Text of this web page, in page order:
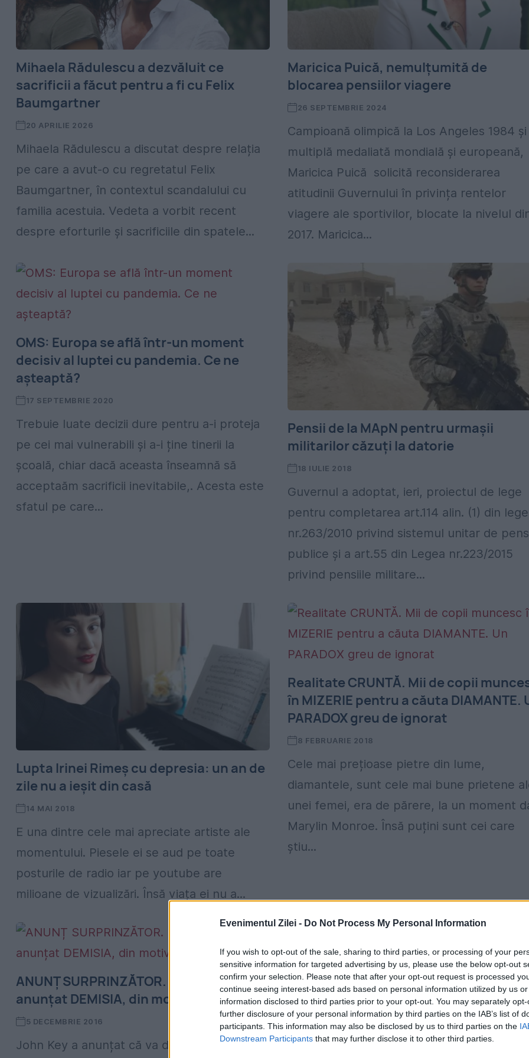
Evenimentul Zilei - Do Not Process My Personal Information
If you wish to opt-out of the sale, sharing to third parties, or processing of your
sensitive information for targeted advertising by us, please use the below opt-out
confirm your selection. Please note that after your opt-out request is processed
continue seeing interest-based ads based on personal information utilized by us
information disclosed to third parties prior to your opt-out. You may separately
further disclosure of your personal information by third parties on the IAB’s list of
participants. This information may also be disclosed by us to third parties on the
Downstream Participants that may further disclose it to other third parties.
Mihaela Rădulescu a dezvăluit ce
sacrificii a făcut pentru a fi cu Felix
Baumgartner
20 APRILIE 2026
Mihaela Rădulescu a discutat despre relația
pe care a avut-o cu regretatul Felix
Baumgartner, în contextul scandalului cu
familia acestuia. Vedeta a vorbit recent
despre eforturile și sacrificiile din spatele...
Maricica Puică, nemulțumită de
blocarea pensiilor viagere
26 SEPTEMBRIE 2024
Campioană olimpică la Los Angeles 1984 și
multiplă medaliată mondială și europeană,
Maricica Puică solicită reconsiderarea
atitudinii Guvernului în privința rentelor
viagere ale sportivilor, blocate la nivelul
2017. Maricica...
OMS: Europa se află într-un moment
decisiv al luptei cu pandemia. Ce ne
așteaptă?
17 SEPTEMBRIE 2020
Trebuie luate decizii dure pentru a-i proteja
pe cei mai vulnerabili și a-i ține tinerii la
școală, chiar dacă aceasta înseamnă să
acceptaăm sacrificii inevitabile,. Acesta este
sfatul pe care...
Pensii de la MApN pentru urmașii
militarilor căzuți la datorie
18 IULIE 2018
Guvernul a adoptat, ieri, proiectul de lege
pentru completarea art.114 alin. (1) din
nr.263/2010 privind sistemul unitar de
publice şi a art.55 din Legea nr.223/2015
privind pensiile militare...
Lupta Irinei Rimeș cu depresia: un an de
zile nu a ieșit din casă
14 MAI 2018
E una dintre cele mai apreciate artiste ale
momentului. Piesele ei se aud pe toate
posturile de radio iar pe youtube are
milioane de vizualizări. Însă viața ei nu a...
Realitate CRUNTĂ. Mii de copii
în MIZERIE pentru a căuta DIAMANTE.
PARADOX greu de ignorat
8 FEBRUARIE 2018
Cele mai prețioase pietre din lume,
diamantele, sunt cele mai bune prietene
unei femei, era de părere, la un moment
Marylin Monroe. Însă puțini sunt cei care
știu...
ANUNȚ SURPRINZĂTOR. Premierul și-a
anunțat DEMISIA, din motive familiale
5 DECEMBRIE 2016
John Key a anunțat că va demisiona din
Klaus IOHANNIS s-a întâlnit cu